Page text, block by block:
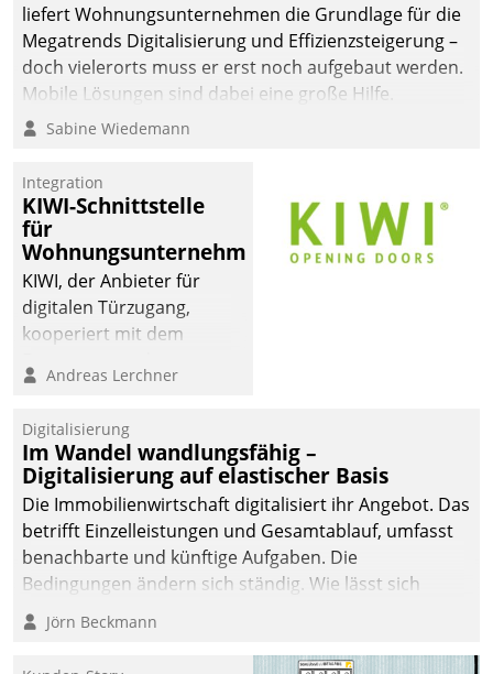
liefert Wohnungsunternehmen die Grundlage für die
Megatrends Digitalisierung und Effizienzsteigerung –
doch vielerorts muss er erst noch aufgebaut werden.
Mobile Lösungen sind dabei eine große Hilfe.
Sabine Wiedemann
Integration
KIWI-Schnittstelle
für
Wohnungsunternehmen
KIWI, der Anbieter für
digitalen Türzugang,
kooperiert mit dem
Softwareentwicklungshaus
Andreas Lerchner
Digitalisierung
Im Wandel wandlungsfähig –
Digitalisierung auf elastischer Basis
Die Immobilienwirtschaft digitalisiert ihr Angebot. Das
betrifft Einzelleistungen und Gesamtablauf, umfasst
benachbarte und künftige Aufgaben. Die
Bedingungen ändern sich ständig. Wie lässt sich
technisch die Kontrolle wahren und zugleich Freiraum
fürs Wachsen öffnen?
Jörn Beckmann